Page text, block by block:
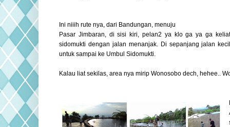
Ini niiih rute nya, dari Bandungan, menuju
Pasar Jimbaran, di sisi kiri, pelan2 ya klo ga ya ga
sidomukti dengan jalan menanjak. Di sepanjang jalan
untuk sampai ke Umbul Sidomukti.
Kalau liat sekilas, area nya mirip Wonosobo dech, hehee..